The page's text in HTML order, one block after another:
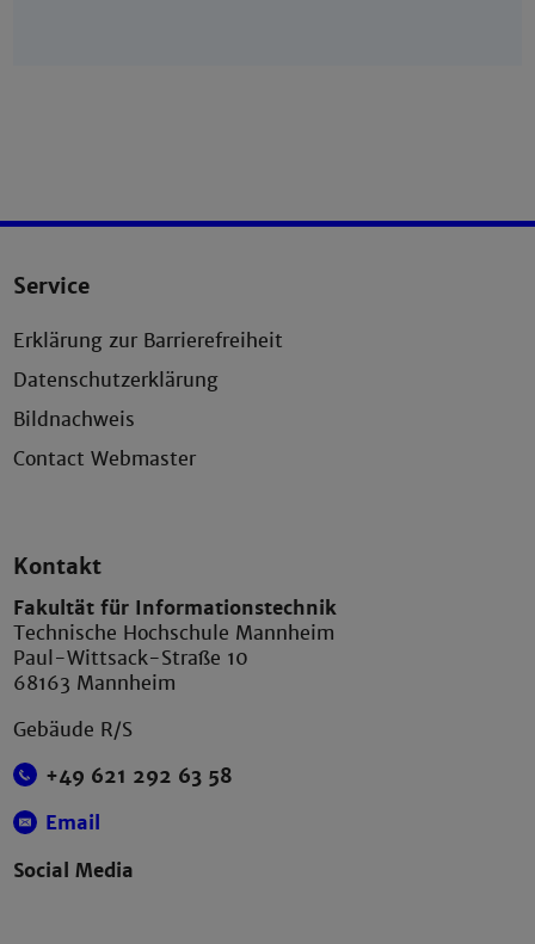
Service
Erklärung zur Barrierefreiheit
Datenschutzerklärung
Bildnachweis
Contact Webmaster
Kontakt
Fakultät für Informationstechnik
Technische Hochschule Mannheim
Paul-Wittsack-Straße 10
68163 Mannheim
Gebäude R/S
+49 621 292 63 58
Email
Social Media